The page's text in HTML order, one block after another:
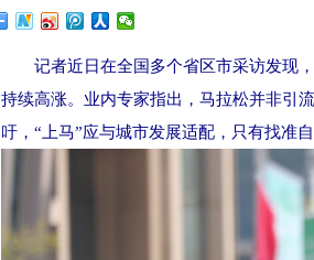
记者近日在全国多个省区市采访发现
持续高涨。业内专家指出，马拉松并非引
吁，“上马”应与城市发展适配，只有找准